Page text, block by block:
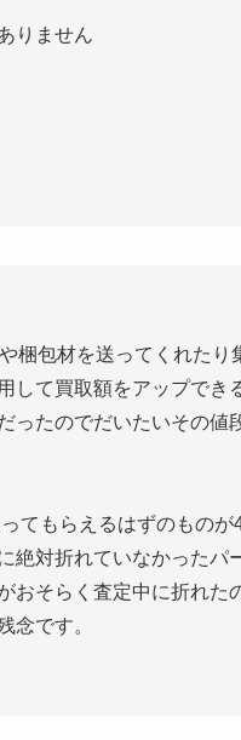
りません
梱包材を送ってくれたり
して買取額をアップでき
ったのでだいたいその値
てもらえるはずのものが
絶対折れていなかったパ
おそらく査定中に折れた
念です。